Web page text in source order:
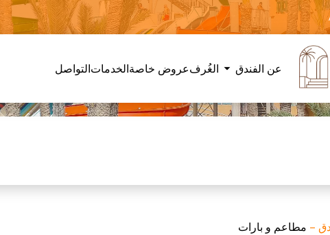
عن الفندق الغُرفعروض خاصةالخدماتالتواصل
– مطاعم و بارات